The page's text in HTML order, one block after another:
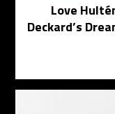
Love
Deckard’s